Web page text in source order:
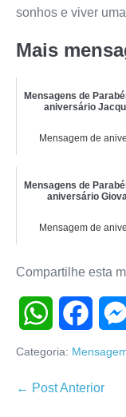
sonhos e viver
Mais
Mensagens de
aniversário
Mensagem de
Mensagens de
aniversário
Mensagem de
Compartilhe esta
W
a
Categoria:
Navegação
← Post Anterior